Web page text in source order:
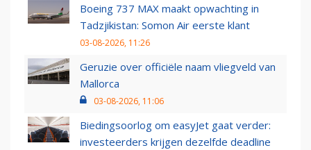
Boeing 737 MAX maakt opwachting in
Tadzjikistan: Somon Air eerste klant
03-08-2026, 11:26
Geruzie over officiële naam vliegveld van
Mallorca
03-08-2026, 11:06
Biedingsoorlog om easyJet gaat verder:
investeerders krijgen dezelfde deadline